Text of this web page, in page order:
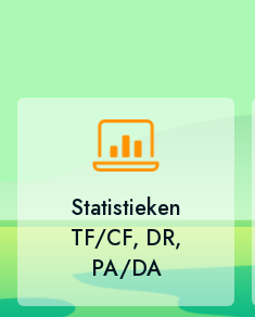
Statistieken
TF/CF, DR,
PA/DA